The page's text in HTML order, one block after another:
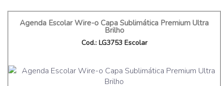
Agenda Escolar Wire-o Capa Sublimática Premium Ultra
Brilho
Cod.: LG3753 Escolar